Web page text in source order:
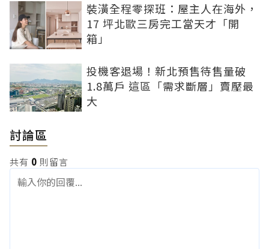
裝潢全程零探班：屋主人在海外，
17 坪北歐三房完工當天才「開
箱」
投機客退場！新北預售待售量破
1.8萬戶 這區「需求斷層」賣壓最
大
討論區
共有 0 則留言